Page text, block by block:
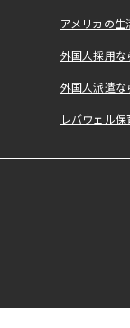
アメリカの
外国人採用
外国人派遣な
レバウェル